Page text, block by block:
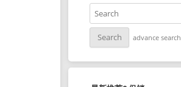
advance search